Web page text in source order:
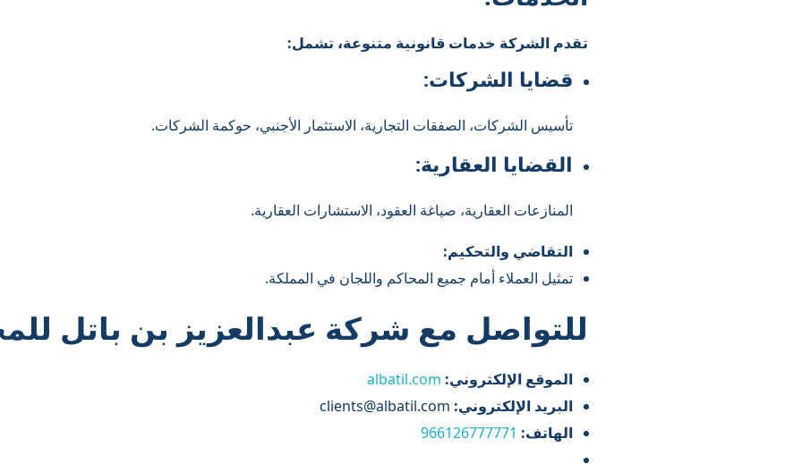
تقدم الشركة خدمات قانونية متنوعة، تشمل:
قضايا الشركات:
تأسيس الشركات، الصفقات التجارية، الاستثمار الأجنبي، حوكمة الشركات.
القضايا العقارية:
المنازعات العقارية، صياغة العقود، الاستشارات العقارية.
التقاضي والتحكيم:
تمثيل العملاء أمام جميع المحاكم واللجان في المملكة.
للتواصل مع شركة عبدالعزيز بن باتل
الموقع الإلكتروني: albatil.com
البريد الإلكتروني:
الهاتف: 966126777771